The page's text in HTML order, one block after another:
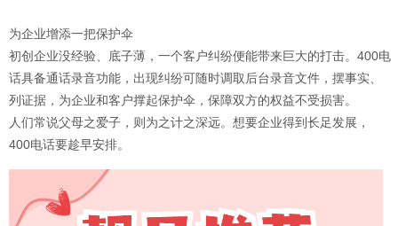
为企业增添一把保护伞
初创企业没经验、底子薄，一个客户纠纷便能带来巨大的打击。400电
话具备通话录音功能，出现纠纷可随时调取后台录音文件，摆事实、
列证据，为企业和客户撑起保护伞，保障双方的权益不受损害。
人们常说父母之爱子，则为之计之深远。想要企业得到长足发展，
400电话要趁早安排。